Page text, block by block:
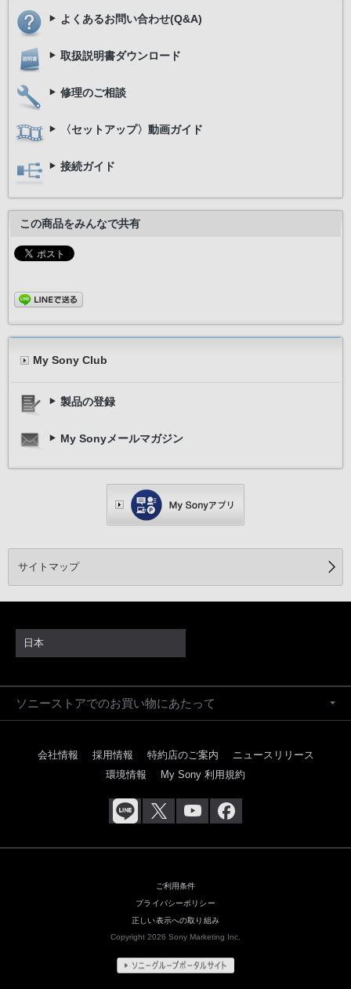
よくあるお問い合わせ(Q&A)
取扱説明書ダウンロード
修理のご相談
〈セットアップ〉動画ガイド
接続ガイド
この商品をみんなで共有
My Sony Club
製品の登録
My Sonyメールマガジン
サイトマップ
日本
ソニーストアでのお買い物にあたって
会社情報 採用情報 特約店のご案内
ニュースリリース
環境情報
My Sony 利用規約
ご利用条件
プライバシーポリシー
正しい表示への取り組み
Copyright 2026 Sony Marketing Inc.